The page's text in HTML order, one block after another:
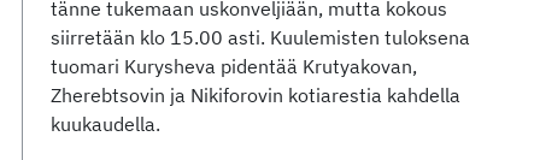
tänne tukemaan uskonveljiään, mutta kokous
siirretään klo 15.00 asti. Kuulemisten tuloksena
tuomari Kurysheva pidentää Krutyakovan,
Zherebtsovin ja Nikiforovin kotiarestia kahdella
kuukaudella.